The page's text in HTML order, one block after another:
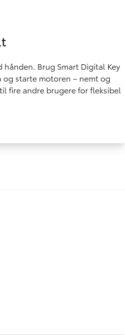
Brug Smart Digital Key
starte motoren – nemt og
fire andre brugere for fleksibel